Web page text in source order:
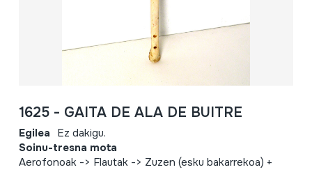
1625 - GAITA DE ALA DE BUITRE
Egilea Ez dakigu.
Soinu-tresna mota
Aerofonoak -> Flautak -> Zuzen (esku bakarrekoa) +